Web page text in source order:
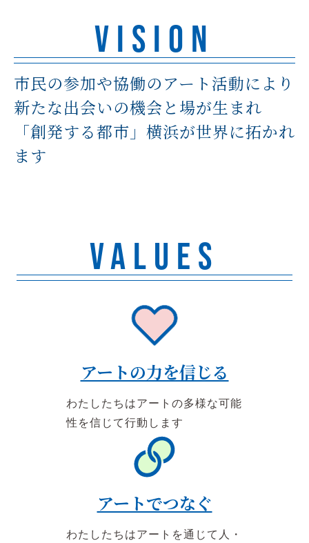
VISION
市民の参加や協働のアート活動により
新たな出会いの機会と場が生まれ
「創発する都市」横浜が世界に拓かれ
ます
VALUES
アートの力を信じる
わたしたちはアートの多様な可能
性を信じて行動します
アートでつなぐ
わたしたちはアートを通じて人・